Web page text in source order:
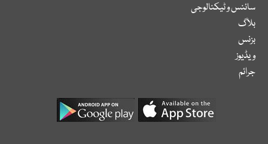
سائنس و ٹیکنالوجی
بلاگ
بزنس
ویڈیوز
جرائم